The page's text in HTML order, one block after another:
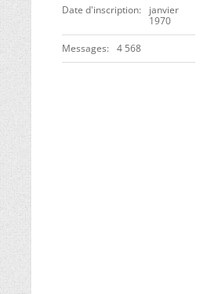
Date d'inscription
janvier
1970
Messages 4 568